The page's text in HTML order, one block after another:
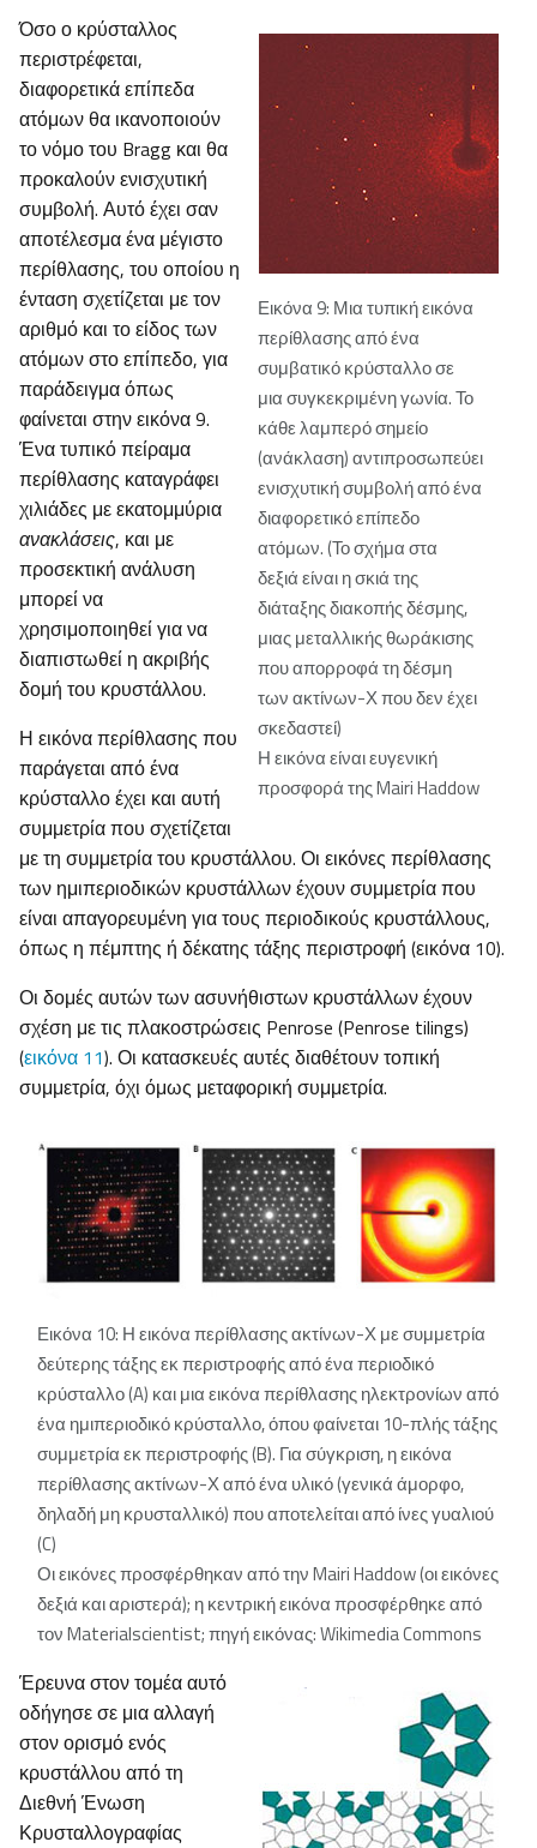
Εικόνα 9: Μια τυπική εικόνα
περίθλασης από ένα
συμβατικό κρύσταλλο σε
μια συγκεκριμένη γωνία. Το
κάθε λαμπερό σημείο
(ανάκλαση) αντιπροσωπεύει
ενισχυτική συμβολή από ένα
διαφορετικό επίπεδο
ατόμων. (Το σχήμα στα
δεξιά είναι η σκιά της
διάταξης διακοπής δέσμης,
μιας μεταλλικής θωράκισης
που απορροφά τη δέσμη
των ακτίνων-Χ που δεν έχει
σκεδαστεί)
Η εικόνα είναι ευγενική
προσφορά της Mairi Haddow
Όσο ο κρύσταλλος
περιστρέφεται,
διαφορετικά επίπεδα
ατόμων θα ικανοποιούν
το νόμο του Bragg και θα
προκαλούν ενισχυτική
συμβολή. Αυτό έχει σαν
αποτέλεσμα ένα μέγιστο
περίθλασης, του οποίου η
ένταση σχετίζεται με τον
αριθμό και το είδος των
ατόμων στο επίπεδο, για
παράδειγμα όπως
φαίνεται στην εικόνα 9.
Ένα τυπικό πείραμα
περίθλασης καταγράφει
χιλιάδες με εκατομμύρια
ανακλάσεις, και με
προσεκτική ανάλυση
μπορεί να
χρησιμοποιηθεί για να
διαπιστωθεί η ακριβής
δομή του κρυστάλλου.
Η εικόνα περίθλασης που
παράγεται από ένα
κρύσταλλο έχει και αυτή
συμμετρία που σχετίζεται
με τη συμμετρία του κρυστάλλου. Οι εικόνες περίθλασης
των ημιπεριοδικών κρυστάλλων έχουν συμμετρία που
είναι απαγορευμένη για τους περιοδικούς κρυστάλλους,
όπως η πέμπτης ή δέκατης τάξης περιστροφή (εικόνα 10).
Οι δομές αυτών των ασυνήθιστων κρυστάλλων έχουν
σχέση με τις πλακοστρώσεις Penrose (Penrose tilings)
(εικόνα 11). Οι κατασκευές αυτές διαθέτουν τοπική
συμμετρία, όχι όμως μεταφορική συμμετρία.
Εικόνα 10: Η εικόνα περίθλασης ακτίνων-Χ με συμμετρία
δεύτερης τάξης εκ περιστροφής από ένα περιοδικό
κρύσταλλο (A) και μια εικόνα περίθλασης ηλεκτρονίων από
ένα ημιπεριοδικό κρύσταλλο, όπου φαίνεται 10-πλής τάξης
συμμετρία εκ περιστροφής (B). Για σύγκριση, η εικόνα
περίθλασης ακτίνων-Χ από ένα υλικό (γενικά άμορφο,
δηλαδή μη κρυσταλλικό) που αποτελείται από ίνες γυαλιού
(C)
Οι εικόνες προσφέρθηκαν από την Mairi Haddow (οι εικόνες
δεξιά και αριστερά); η κεντρική εικόνα προσφέρθηκε από
τον Materialscientist; πηγή εικόνας: Wikimedia Commons
Έρευνα στον τομέα αυτό
οδήγησε σε μια αλλαγή
στον ορισμό ενός
κρυστάλλου από τη
Διεθνή Ένωση
Κρυσταλλογραφίας